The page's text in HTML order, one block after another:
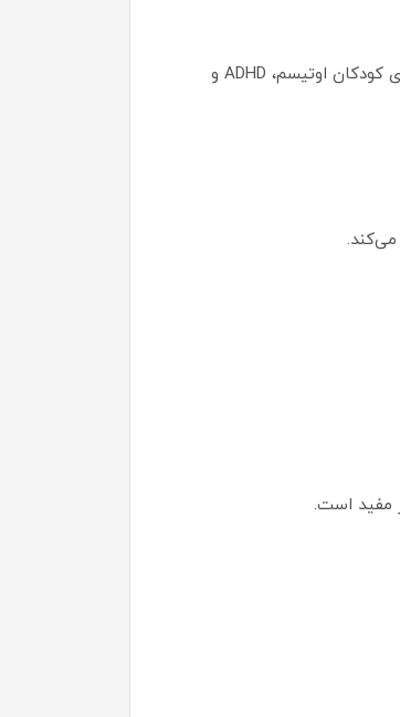
چراغ‌های LED توجه کودک را به سطح مسیر جلب می‌کنند و باعث می‌شوند تمرکز بیشتری روی حرکت داشته باشد—به‌ویژه مناسب برای کودکان اوتیسم، ADHD و